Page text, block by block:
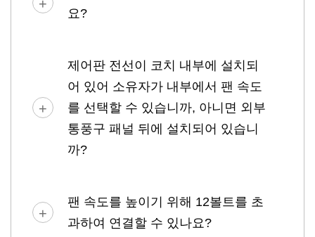
요?
제어판 전선이 코치 내부에 설치되
어 있어 소유자가 내부에서 팬 속도
를 선택할 수 있습니까, 아니면 외부
통풍구 패널 뒤에 설치되어 있습니
까?
팬 속도를 높이기 위해 12볼트를 초
과하여 연결할 수 있나요?